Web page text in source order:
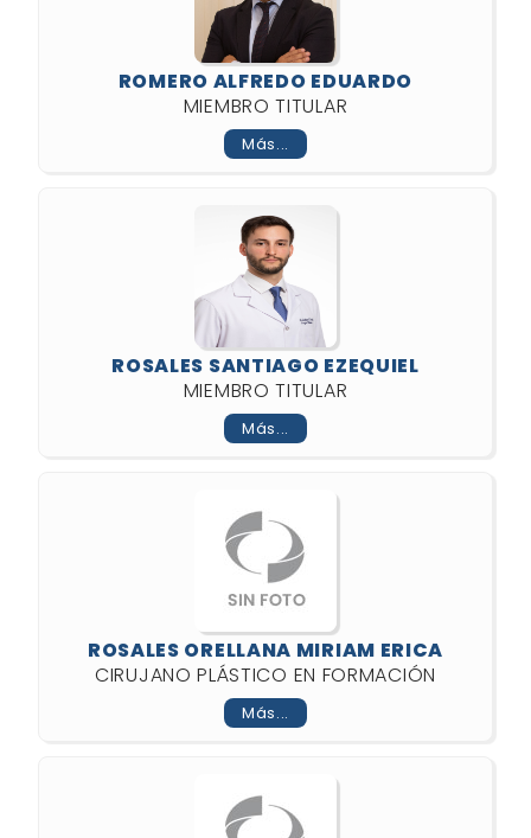
ROMERO ALFREDO EDUARDO
MIEMBRO TITULAR
Más...
ROSALES SANTIAGO EZEQUIEL
MIEMBRO TITULAR
Más...
ROSALES ORELLANA MIRIAM ERICA
CIRUJANO PLÁSTICO EN FORMACIÓN
Más...